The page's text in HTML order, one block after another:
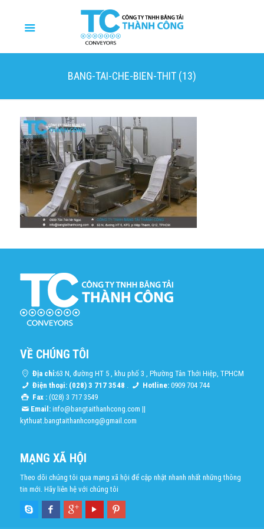
BANG-TAI-CHE-BIEN-THIT (13)
VỀ CHÚNG TÔI
Địa chỉ:63 N, đường HT 5 , khu phố 3 , Phường Tân Thới Hiệp, TPHCM
Điện thoại: (028) 3 717 3548 . Hotline: 0909 704 744
Fax :(028) 3 717 3549
Email: info@bangtaithanhcong.com ||
kythuat.bangtaithanhcong@gmail.com
MẠNG XÃ HỘI
Theo dõi chúng tôi qua mạng xã hội để cập nhật nhanh nhất những thông
tin mới. Hãy liên hệ với chúng tôi